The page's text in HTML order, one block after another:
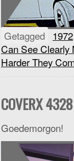
Getagged 1972
Can See Clearly
Harder They
COVERX
Goedemorgon!